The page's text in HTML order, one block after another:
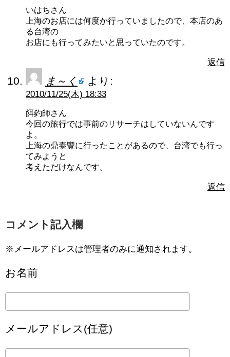
いはちさん
上海のお店には何度か行っていましたので、本店のあ
る台湾の
お店にも行ってみたいと思っていたのです。
返信
ま～く より:
2010/11/25(木) 18:33
餌釣師さん
今回の旅行では事前のリサーチはしていないんです
よ。
上海の鼎泰豐に行ったことがあるので、台湾でも行っ
てみようと
考えただけなんです。
返信
コメント記入欄
※メールアドレスは管理者のみに通知されます。
お名前
メールアドレス(任意)